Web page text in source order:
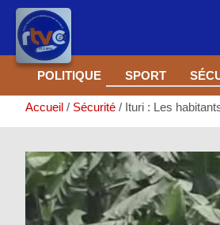
Aller
contenu
POLITIQUE SPORT
Accueil Sécurité Ituri : Les